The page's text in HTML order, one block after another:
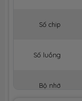
Số chip
Số luồng
Bộ nhớ